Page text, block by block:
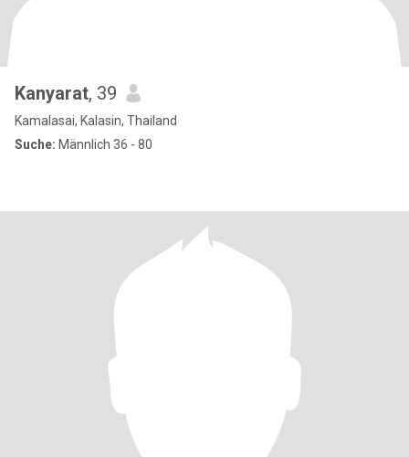
Kanyarat, 39
Kamalasai, Kalasin, Thailand
Suche: Männlich 36 - 80